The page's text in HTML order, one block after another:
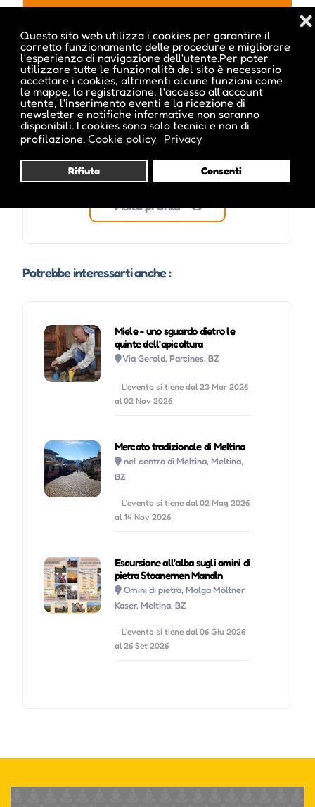
Questo sito web utilizza i cookies per garantire il
corretto funzionamento delle procedure e migliorare
l'esperienza di navigazione dell'utente.Per poter
utilizzare tutte le funzionalità del sito è necessario
accettare i cookies, altrimenti alcune funzioni come
le mappe, la registrazione, l'accesso all'account
utente, l'inserimento eventi e la ricezione di
newsletter e notifiche informative non saranno
disponibili. I cookies sono solo tecnici e non di
profilazione. Cookie policy Privacy
Rifiuta Consenti
❌
melanie_inside
Visita profilo
Potrebbe interessarti anche :
Miele - uno sguardo dietro le
quinte dell'apicoltura
Via Gerold, Parcines, BZ
L'evento si tiene dal 23 Mar 2026
al 02 Nov 2026
Mercato tradizionale di Meltina
nel centro di Meltina, Meltina,
BZ
L'evento si tiene dal 02 Mag 2026
al 14 Nov 2026
Escursione all'alba sugli omini di
pietra Stoanernen Mandln
Omini di pietra, Malga Möltner
Kaser, Meltina, BZ
L'evento si tiene dal 06 Giu 2026
al 26 Set 2026